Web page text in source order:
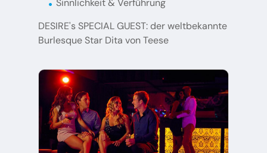
Sinnlichkeit & Verführung
DESIRE's SPECIAL GUEST: der weltbekannte
Burlesque Star Dita von Teese